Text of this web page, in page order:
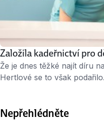
Založila kadeřnictví pro
Že je dnes těžké najít díru
Hertlové se to však
skoro nikdo nechce.
Nepřehlédněte